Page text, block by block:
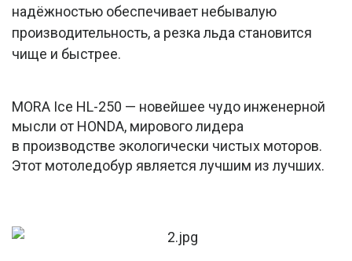
надёжностью обеспечивает небывалую
производительность, а резка льда становится
чище и быстрее.
MORA Ice HL-250 — новейшее чудо инженерной
мысли от HONDA, мирового лидера
в производстве экологически чистых моторов.
Этот мотоледобур является лучшим из лучших.